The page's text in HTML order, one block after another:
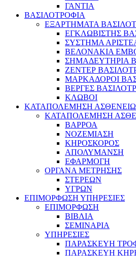
ΓΑΝΤΙΑ
ΒΑΣΙΛΟΤΡΟΦΙΑ
ΕΞΑΡΤΗΜΑΤΑ
ΕΓΚΛΩΒΙΣΤΗΣ
ΣΥΣΤΗΜΑ
ΒΕΛΟΝΑΚΙΑ
ΣΗΜΑΔΕΥΤΗΡΙΑ
ΖΕΝΤΕΡ
ΜΑΡΚΑΔΟΡΟΙ
ΒΕΡΓΕΣ
ΚΛΩΒΟΙ
ΚΑΤΑΠΟΛΕΜΗΣΗ
ΚΑΤΑΠΟΛΕΜΗΣΗ
ΒΑΡΡΟΑ
ΝΟΖΕΜΙΑΣΗ
ΚΗΡΟΣΚΟΡΟΣ
ΑΠΟΛΥΜΑΝΣΗ
ΕΦΑΡΜΟΓΗ
ΟΡΓΑΝΑ ΜΕΤΡΗΣΗΣ
ΣΤΕΡΕΩΝ
ΥΓΡΩΝ
ΕΠΙΜΟΡΦΩΣΗ ΥΠΗΡΕΣΙΕΣ
ΕΠΙΜΟΡΦΩΣΗ
ΒΙΒΛΙΑ
ΣΕΜΙΝΑΡΙΑ
ΥΠΗΡΕΣΙΕΣ
ΠΑΡΑΣΚΕΥΗ
ΠΑΡΑΣΚΕΥΗ